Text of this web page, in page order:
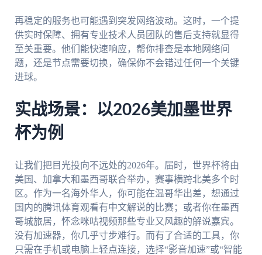
再稳定的服务也可能遇到突发网络波动。这时，一个提
供实时保障、拥有专业技术人员团队的售后支持就显得
至关重要。他们能快速响应，帮你排查是本地网络问
题，还是节点需要切换，确保你不会错过任何一个关键
进球。
实战场景：以2026美加墨世界
杯为例
让我们把目光投向不远处的2026年。届时，世界杯将由
美国、加拿大和墨西哥联合举办，赛事横跨北美多个时
区。作为一名海外华人，你可能在温哥华出差，想通过
国内的腾讯体育观看有中文解说的比赛；或者你在墨西
哥城旅居，怀念咪咕视频那些专业又风趣的解说嘉宾。
没有加速器，你几乎寸步难行。而有了合适的工具，你
只需在手机或电脑上轻点连接，选择“影音加速”或“智能